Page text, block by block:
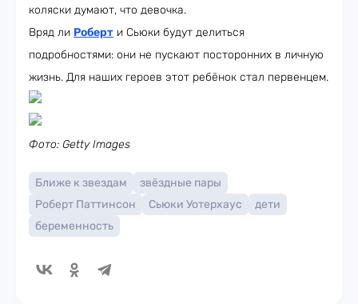
коляски думают, что девочка.
Вряд ли Роберт и Сьюки будут делиться
подробностями: они не пускают посторонних в личную
жизнь. Для наших героев этот ребёнок стал первенцем.
Фото: Getty Images
Ближе к звездам
звёздные пары
Роберт Паттинсон
Сьюки Уотерхаус
дети
беременность